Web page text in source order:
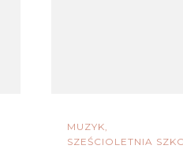
MUZYK
SZEŚCIOLETNIA